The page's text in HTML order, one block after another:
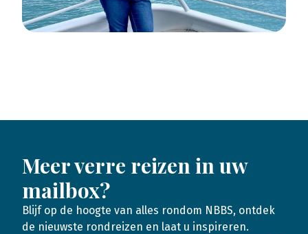
Meer verre reizen in uw
mailbox?
Blijf op de hoogte van alles rondom NBBS, ontdek
de nieuwste rondreizen en laat u inspireren.